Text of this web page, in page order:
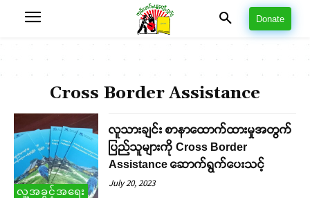
Donate
Cross Border Assistance
လူ့အခွင့်အရေး
လူသားချင်း စာနာထောက်ထားမှုအတွက်
ပြည်သူများကို Cross Border
Assistance ဆောက်ရွက်ပေးသင့်
July 20, 2023